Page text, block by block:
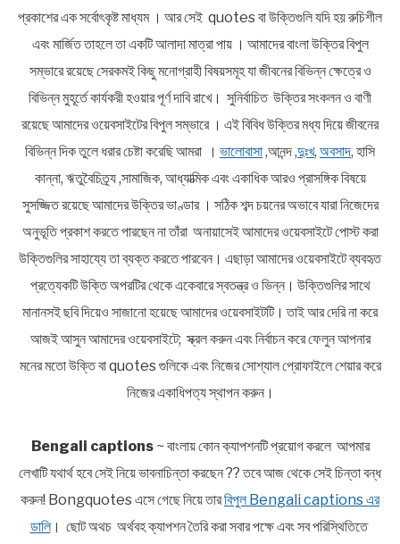
প্রকাশের এক সর্বোৎকৃষ্ট মাধ্যম । আর সেই quotes বা উক্তিগুলি যদি হয় রুচিশীল
এবং মার্জিত তাহলে তা একটি আলাদা মাত্রা পায় । আমাদের বাংলা উক্তির বিপুল
সম্ভারে রয়েছে সেরকমই কিছু মনোগ্রাহী বিষয়সমূহ যা জীবনের বিভিন্ন ক্ষেত্রে ও
বিভিন্ন মুহূর্তে কার্যকরী হওয়ার পূর্ণ দাবি রাখে। সুনির্বাচিত উক্তির সংকলন ও বাণী
রয়েছে আমাদের ওয়েবসাইটের বিপুল সম্ভারে । এই বিবিধ উক্তির মধ্য দিয়ে জীবনের
বিভিন্ন দিক তুলে ধরার চেষ্টা করেছি আমরা । ভালোবাসা,আনন্দ ,দুঃখ, অবসাদ, হাসি
কান্না, ঋতুবৈচিত্র্য ,সামাজিক, আধ্যাত্মিক এবং একাধিক আরও প্রাসঙ্গিক বিষয়ে
সুসজ্জিত রয়েছে আমাদের উক্তির ভাণ্ডার । সঠিক শব্দ চয়নের অভাবে যারা নিজেদের
অনুভূতি প্রকাশ করতে পারছেন না তাঁরা অনায়াসেই আমাদের ওয়েবসাইটে পোস্ট করা
উক্তিগুলির সাহায্যে তা ব্যক্ত করতে পারবেন। এছাড়া আমাদের ওয়েবসাইটে ব্যবহৃত
প্রত্যেকটি উক্তি অপরটির থেকে একেবারে স্বতন্ত্র ও ভিন্ন। উক্তিগুলির সাথে
মানানসই ছবি দিয়েও সাজানো হয়েছে আমাদের ওয়েবসাইটটি। তাই আর দেরি না করে
আজই আসুন আমাদের ওয়েবসাইটে; স্ক্রল করুন এবং নির্বাচন করে ফেলুন আপনার
মনের মতো উক্তি বা quotes গুলিকে এবং নিজের সোশ্যাল প্রোফাইলে শেয়ার করে
নিজের একাধিপত্য স্থাপন করুন।
Bengali captions~ বাংলায় কোন ক্যাপশনটি প্রয়োগ করলে আপমার
লেখাটি যথার্থ হবে সেই নিয়ে ভাবনাচিন্তা করছেন ?? তবে আজ থেকে সেই চিন্তা বন্ধ
করুন! Bongquotes এসে গেছে নিয়ে তারবিপুল Bengali captions এর
ডালি। ছোট অথচ অর্থবহ ক্যাপশন তৈরি করা সবার পক্ষে এবং সব পরিস্থিতিতে